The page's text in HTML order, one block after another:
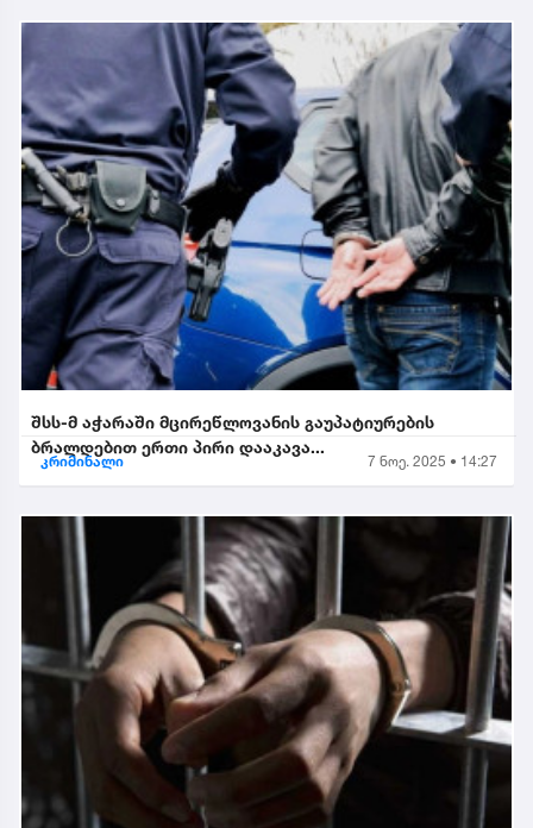
შსს-მ აჭარაში მცირეწლოვანის გაუპატიურების
ბრალდებით ერთი პირი დააკავა...
კრიმინალი 7 ნოე. 2025 • 14:27